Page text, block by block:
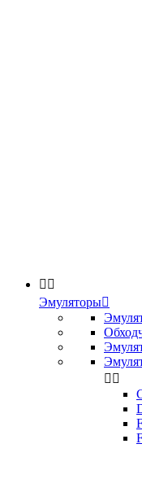
 
Эмуляторы
 